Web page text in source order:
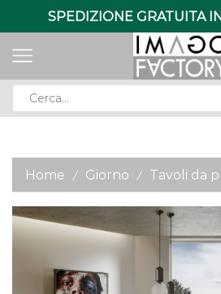
SPEDIZIONE GRATUITA
input
Home / Giorno / Tavoli da